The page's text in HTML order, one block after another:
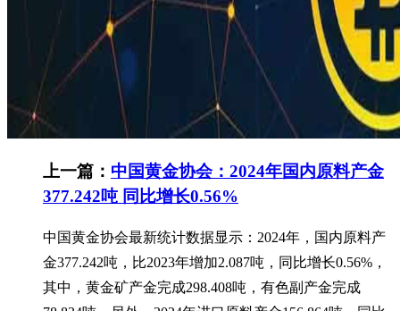
上一篇： 中国黄金协会：2024年国内原料产金
377.242吨 同比增长0.56%
中国黄金协会最新统计数据显示：2024年，国内原料产
金377.242吨，比2023年增加2.087吨，同比增长0.56%，
其中，黄金矿产金完成298.408吨，有色副产金完成